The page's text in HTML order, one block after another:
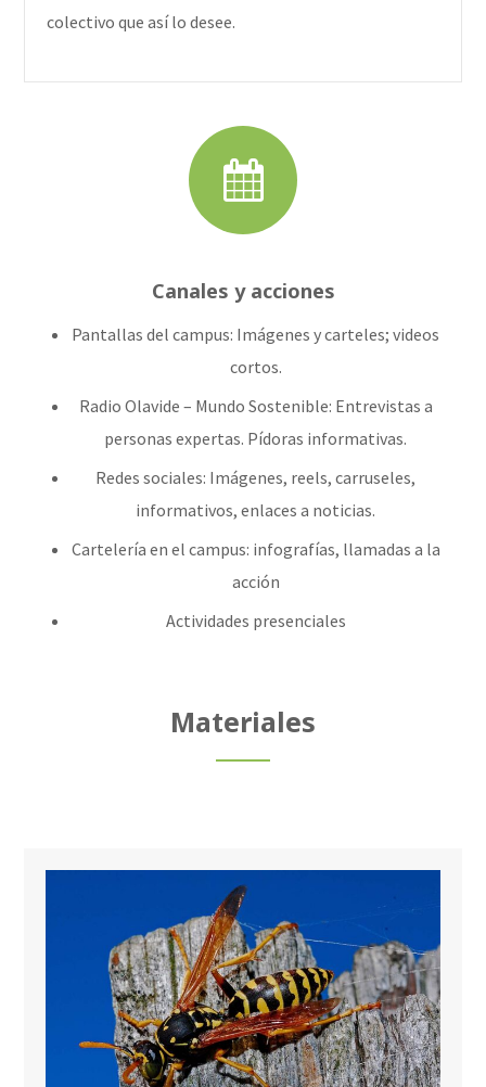
colectivo que así lo desee.
Canales y acciones
Pantallas del campus: Imágenes y carteles; videos
cortos.
Radio Olavide – Mundo Sostenible: Entrevistas a
personas expertas. Pídoras informativas.
Redes sociales: Imágenes, reels, carruseles,
informativos, enlaces a noticias.
Cartelería en el campus: infografías, llamadas a la
acción
Actividades presenciales
Materiales